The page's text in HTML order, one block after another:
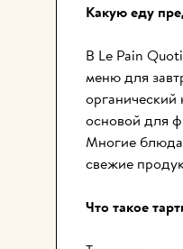
Какую еду
В Le Pain
меню для
основой для
Многие блюда
свежие
Что такое